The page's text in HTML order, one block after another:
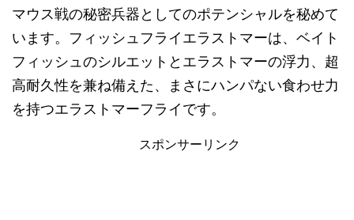
マウス戦の秘密兵器としてのポテンシャルを秘めて
います。フィッシュフライエラストマーは、ベイト
フィッシュのシルエットとエラストマーの浮力、超
高耐久性を兼ね備えた、まさにハンパない食わせ力
を持つエラストマーフライです。
スポンサーリンク